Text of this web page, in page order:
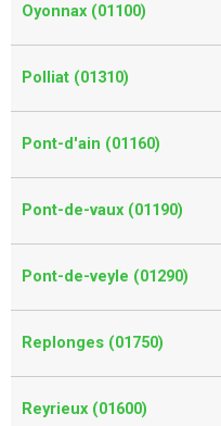
Oyonnax (01100)
Polliat (01310)
Pont-d'ain (01160)
Pont-de-vaux (01190)
Pont-de-veyle (01290)
Replonges (01750)
Reyrieux (01600)